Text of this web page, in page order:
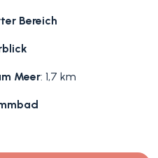
Bereich
Meer: 1,7 km